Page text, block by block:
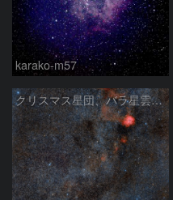
karako-m57
クリスマス星団、バラ星雲からかもめ星雲付近の星空